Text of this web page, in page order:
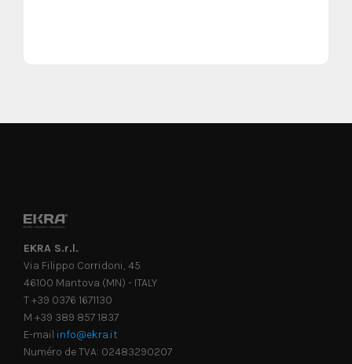
EKRA S.r.l.
Via Filippo Corridoni, 45
46100 Mantova (MN) - ITALY
T +39 0376 1671130
M +39 389 857 1837
E-mail info@ekra.it
Numéro de TVA: 02483290207